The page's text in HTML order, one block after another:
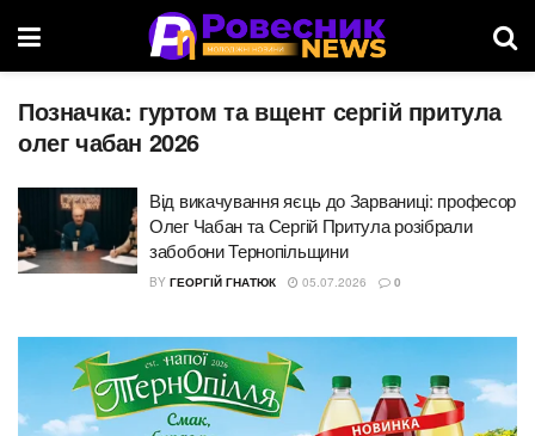
Позначка: гуртом та вщент сергій притула
олег чабан 2026
Від викачування яєць до Зарваниці: професор
Олег Чабан та Сергій Притула розібрали
забобони Тернопільщини
BY ГЕОРГІЙ ГНАТЮК 05.07.2026 0